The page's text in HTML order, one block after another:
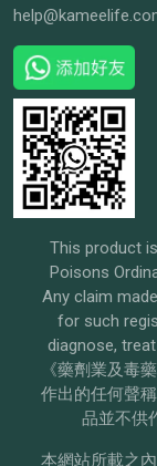
This product
Poisons
Any claim
for such
diagnose,
《藥劑業及毒
作出的任何聲
品並不供
本網站所載之